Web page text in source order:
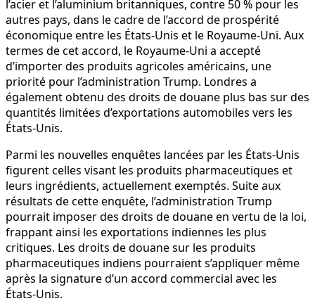
l’acier et l’aluminium britanniques, contre 50 % pour les
autres pays, dans le cadre de l’accord de prospérité
économique entre les États-Unis et le Royaume-Uni. Aux
termes de cet accord, le Royaume-Uni a accepté
d’importer des produits agricoles américains, une
priorité pour l’administration Trump. Londres a
également obtenu des droits de douane plus bas sur des
quantités limitées d’exportations automobiles vers les
États-Unis.
Parmi les nouvelles enquêtes lancées par les États-Unis
figurent celles visant les produits pharmaceutiques et
leurs ingrédients, actuellement exemptés. Suite aux
résultats de cette enquête, l’administration Trump
pourrait imposer des droits de douane en vertu de la loi,
frappant ainsi les exportations indiennes les plus
critiques. Les droits de douane sur les produits
pharmaceutiques indiens pourraient s’appliquer même
après la signature d’un accord commercial avec les
États-Unis.